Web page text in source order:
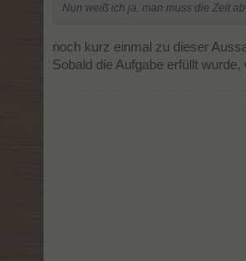
Nun weiß ich ja, man muss die Zeit
noch kurz einmal zu dieser
Sobald die Aufgabe erfüllt